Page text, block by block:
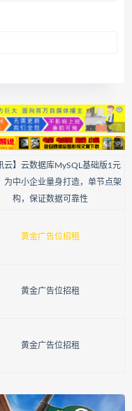
云】云数据库MySQL基础版1元
为中小企业量身打造，单节点架
构，保证数据可靠性
黄金广告位招租
黄金广告位招租
黄金广告位招租